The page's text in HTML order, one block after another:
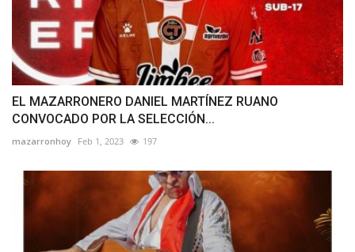
EL MAZARRONERO DANIEL MARTÍNEZ RUANO
CONVOCADO POR LA SELECCIÓN...
mazarronhoy Feb 1, 2023 197